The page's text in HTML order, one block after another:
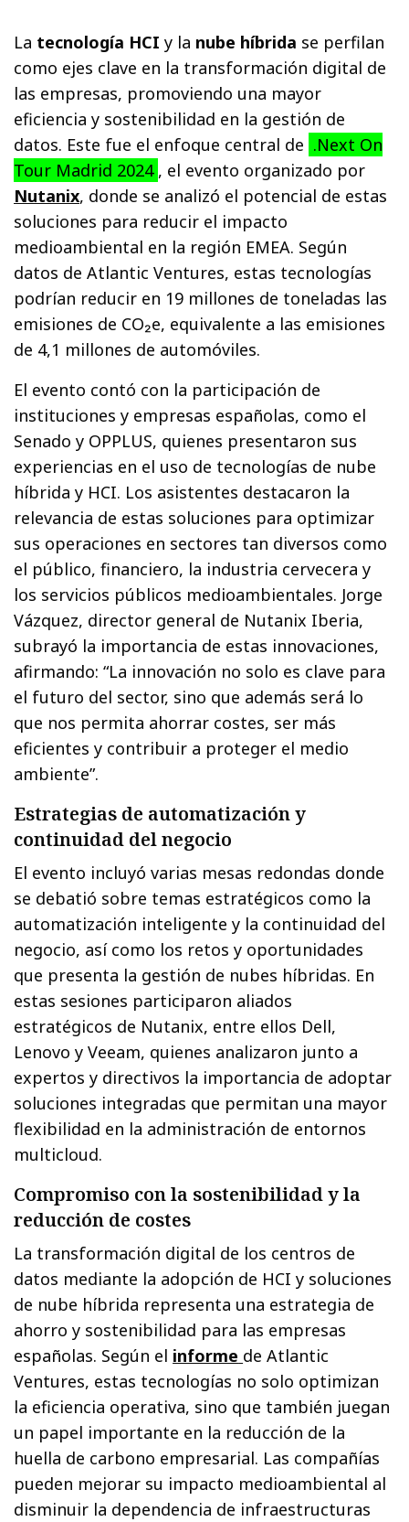
La tecnología HCI y la nube híbrida se perfilan
como ejes clave en la transformación digital de
las empresas, promoviendo una mayor
eficiencia y sostenibilidad en la gestión de
datos. Este fue el enfoque central de .Next On
Tour Madrid 2024 , el evento organizado por
Nutanix, donde se analizó el potencial de estas
soluciones para reducir el impacto
medioambiental en la región EMEA. Según
datos de Atlantic Ventures, estas tecnologías
podrían reducir en 19 millones de toneladas las
emisiones de CO₂e, equivalente a las emisiones
de 4,1 millones de automóviles.
El evento contó con la participación de
instituciones y empresas españolas, como el
Senado y OPPLUS, quienes presentaron sus
experiencias en el uso de tecnologías de nube
híbrida y HCI. Los asistentes destacaron la
relevancia de estas soluciones para optimizar
sus operaciones en sectores tan diversos como
el público, financiero, la industria cervecera y
los servicios públicos medioambientales. Jorge
Vázquez, director general de Nutanix Iberia,
subrayó la importancia de estas innovaciones,
afirmando: “La innovación no solo es clave para
el futuro del sector, sino que además será lo
que nos permita ahorrar costes, ser más
eficientes y contribuir a proteger el medio
ambiente”.
Estrategias de automatización y
continuidad del negocio
El evento incluyó varias mesas redondas donde
se debatió sobre temas estratégicos como la
automatización inteligente y la continuidad del
negocio, así como los retos y oportunidades
que presenta la gestión de nubes híbridas. En
estas sesiones participaron aliados
estratégicos de Nutanix, entre ellos Dell,
Lenovo y Veeam, quienes analizaron junto a
expertos y directivos la importancia de adoptar
soluciones integradas que permitan una mayor
flexibilidad en la administración de entornos
multicloud.
Compromiso con la sostenibilidad y la
reducción de costes
La transformación digital de los centros de
datos mediante la adopción de HCI y soluciones
de nube híbrida representa una estrategia de
ahorro y sostenibilidad para las empresas
españolas. Según el informe de Atlantic
Ventures, estas tecnologías no solo optimizan
la eficiencia operativa, sino que también juegan
un papel importante en la reducción de la
huella de carbono empresarial. Las compañías
pueden mejorar su impacto medioambiental al
disminuir la dependencia de infraestructuras